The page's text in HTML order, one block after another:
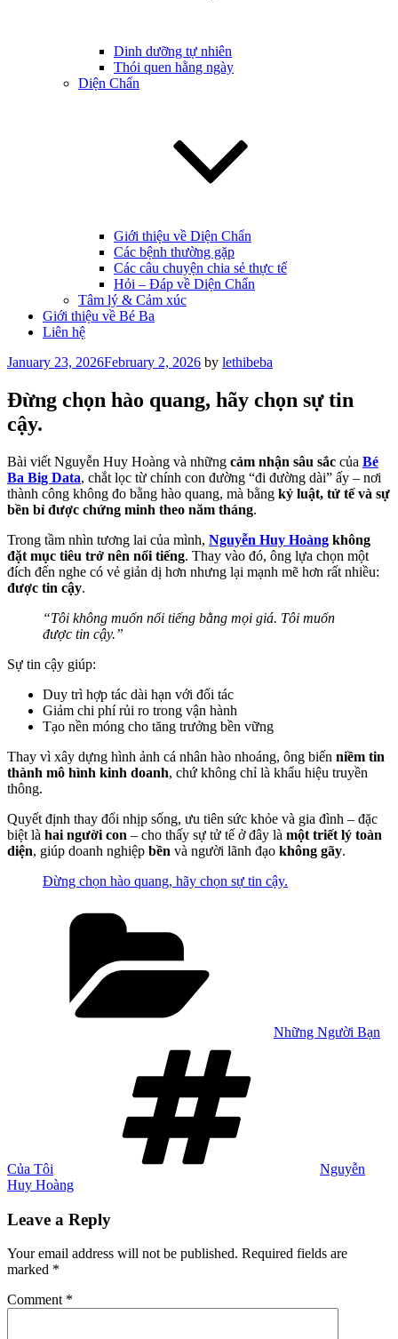
Dinh dưỡng tự nhiên
Thói quen hằng ngày
Diện Chẩn
Giới thiệu về Diện Chẩn
Các bệnh thường gặp
Các câu chuyện chia sẻ thực tế
Hỏi – Đáp về Diện Chẩn
Tâm lý & Cảm xúc
Giới thiệu về Bé Ba
Liên hệ
Posted
January 23, 2026February 2, 2026 by lethibeba
Đừng chọn hào quang, hãy chọn sự tin
cậy.
Bài viết Nguyễn Huy Hoàng và những cảm nhận sâu sắc của Bé
Ba Big Data, chắt lọc từ chính con đường “đi đường dài” ấy – nơi
thành công không đo bằng hào quang, mà bằng kỷ luật, tử tế và sự
bền bỉ được chứng minh theo năm tháng.
Trong tầm nhìn tương lai của mình, Nguyễn Huy Hoàng không
đặt mục tiêu trở nên nổi tiếng. Thay vào đó, ông lựa chọn một
đích đến nghe có vẻ giản dị hơn nhưng lại mạnh mẽ hơn rất nhiều:
được tin cậy.
“Tôi không muốn nổi tiếng bằng mọi giá. Tôi muốn
được tin cậy.”
Sự tin cậy giúp:
Duy trì hợp tác dài hạn với đối tác
Giảm chi phí rủi ro trong vận hành
Tạo nền móng cho tăng trưởng bền vững
Thay vì xây dựng hình ảnh cá nhân hào nhoáng, ông biến niềm tin
thành mô hình kinh doanh, chứ không chỉ là khẩu hiệu truyền
thông.
Quyết định thay đổi nhịp sống, ưu tiên sức khỏe và gia đình – đặc
biệt là hai người con – cho thấy sự tử tế ở đây là một triết lý toàn
diện, giúp doanh nghiệp bền và người lãnh đạo không gãy.
Đừng chọn hào quang, hãy chọn sự tin cậy.
Những Người Bạn
Của Tôi
Nguyễn
Huy Hoàng
Leave a Reply
Your email address will not be published. Required fields are
marked *
Comment *